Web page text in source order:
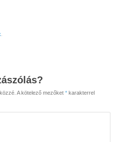
A kötelező mezőket *karakterrel